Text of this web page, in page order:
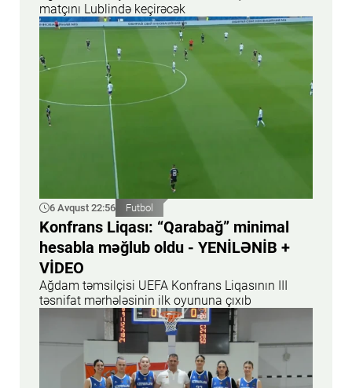
matçını Lublində keçirəcək
6 Avqust 22:56 Futbol
Konfrans Liqası: “Qarabağ” minimal
hesabla məğlub oldu - YENİLƏNİB +
VİDEO
Ağdam təmsilçisi UEFA Konfrans Liqasının III
təsnifat mərhələsinin ilk oyununa çıxıb